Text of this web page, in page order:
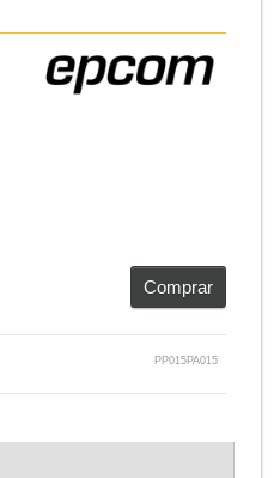
Comprar
PP015PA015